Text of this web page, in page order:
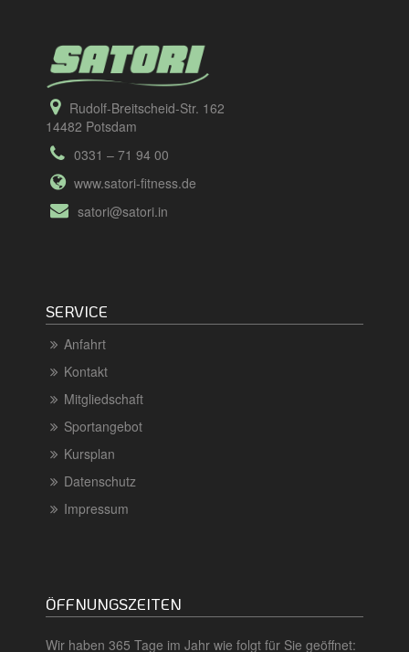
Rudolf-Breitscheid-Str. 162
14482 Potsdam
0331 – 71 94 00
www.satori-fitness.de
satori@satori.in
SERVICE
Anfahrt
Kontakt
Mitgliedschaft
Sportangebot
Kursplan
Datenschutz
Impressum
ÖFFNUNGSZEITEN
Wir haben 365 Tage im Jahr wie folgt für Sie geöffnet: